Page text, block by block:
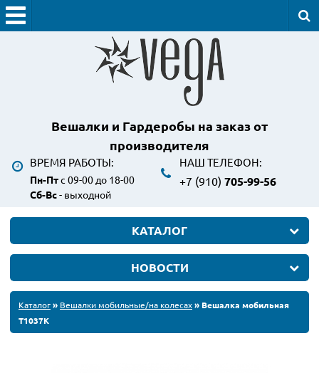
Вешалки и Гардеробы на заказ от
производителя
ВРЕМЯ РАБОТЫ:
Пн-Птс 09-00 до 18-00
Сб-Вс- выходной
НАШ ТЕЛЕФОН:
+7 (910) 705-99-56
КАТАЛОГ
НОВОСТИ
Каталог» Вешалки мобильные/на колесах» Вешалка мобильная
T1037K